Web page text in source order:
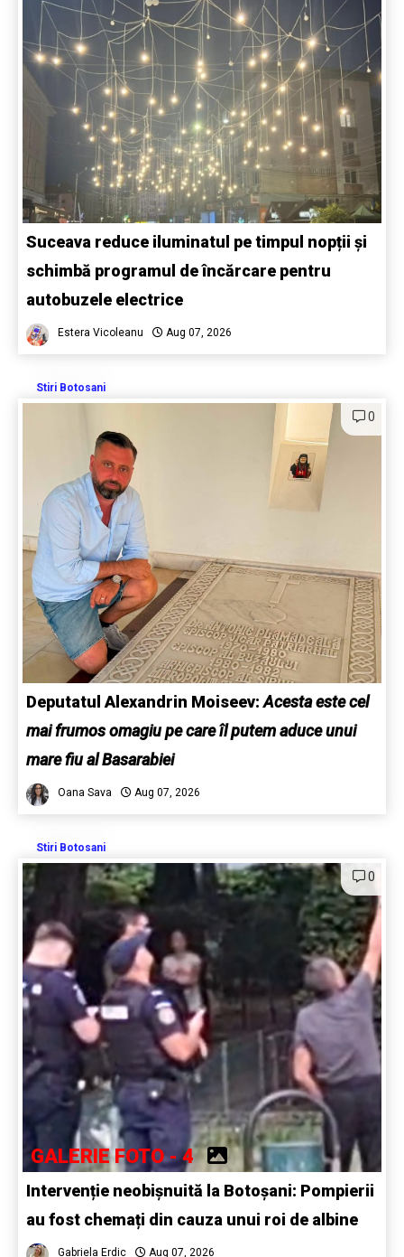
Suceava reduce iluminatul pe timpul nopții și
schimbă programul de încărcare pentru
autobuzele electrice
Estera Vicoleanu Aug 07, 2026
Stiri Botosani
0
Deputatul Alexandrin Moiseev:Acesta este cel
mai frumos omagiu pe care îl putem aduce unui
mare fiu al Basarabiei
Oana Sava Aug 07, 2026
Stiri Botosani
0
GALERIE FOTO - 4
Intervenție neobișnuită la Botoșani: Pompierii
au fost chemați din cauza unui roi de albine
Gabriela Erdic Aug 07, 2026